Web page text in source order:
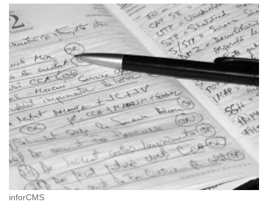
inforCMS